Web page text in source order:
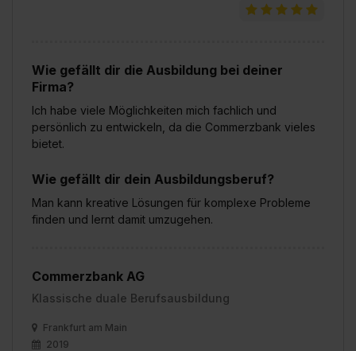
Wie gefällt dir die Ausbildung bei deiner
Firma?
Ich habe viele Möglichkeiten mich fachlich und
persönlich zu entwickeln, da die Commerzbank vieles
bietet.
Wie gefällt dir dein Ausbildungsberuf?
Man kann kreative Lösungen für komplexe Probleme
finden und lernt damit umzugehen.
Commerzbank AG
Klassische duale Berufsausbildung
Frankfurt am Main
2019